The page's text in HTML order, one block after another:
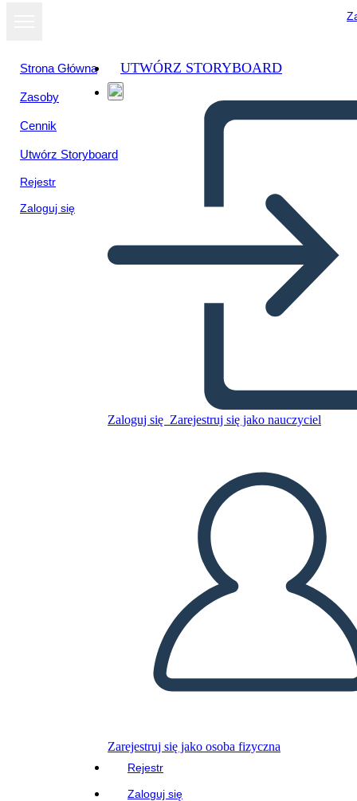
Strona Główna
Zasoby
Cennik
Utwórz Storyboard
Rejestr
Zaloguj się
UTWÓRZ STORYBOARD
Zaloguj się Zarejestruj się jako nauczyciel
Zarejestruj się jako osoba fizyczna
Rejestr
Zaloguj się
SEL: Karar Verme Örneği
Skopiuj tę scenorys
STWÓRZ SCENORYS
PRZECZYTAJ MI